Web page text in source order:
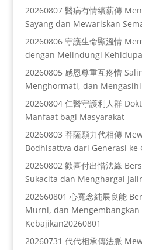
20260807 醫病有情續薪傳
Sayang dan Mewariskan
20260806 守護生命顯溫情
dengan Melindungi
20260805 感恩尊重互疼惜
Menghormati, dan Mengasihi
20260804 仁醫守護利人群
Manfaat bagi Masyarakat
20260803 菩薩願力代相傳
Bodhisattva dari Generasi ke
20260802 歡喜付出惜法緣
Sukacita dan Menghargai
202660801 心寬念純展良能
Murni, dan Mengembangkan
Kebajikan20260801
20260731 代代相承傳法脈